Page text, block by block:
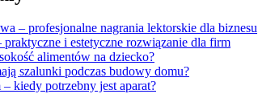
– profesjonalne nagrania lektorskie dla biznesu
i estetyczne rozwiązanie dla firm
alimentów na dziecko?
szalunki podczas budowy domu?
– kiedy potrzebny jest aparat?